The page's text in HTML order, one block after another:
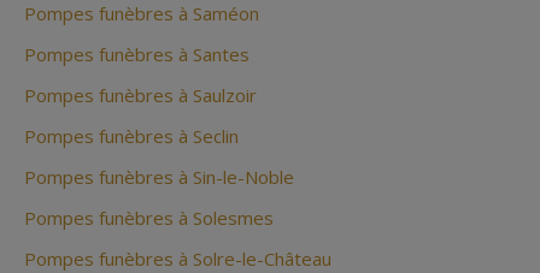
Pompes funèbres à Saméon
Pompes funèbres à Santes
Pompes funèbres à Saulzoir
Pompes funèbres à Seclin
Pompes funèbres à Sin-le-Noble
Pompes funèbres à Solesmes
Pompes funèbres à Solre-le-Château